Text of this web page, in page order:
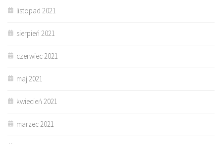
listopad 2021
sierpień 2021
czerwiec 2021
maj 2021
kwiecień 2021
marzec 2021